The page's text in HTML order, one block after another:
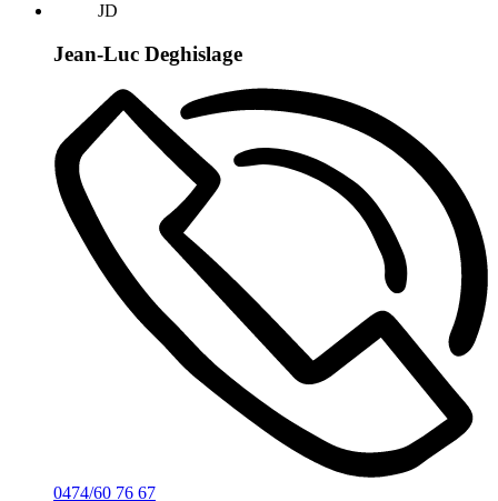
JD
Jean-Luc Deghislage
0474/60 76 67